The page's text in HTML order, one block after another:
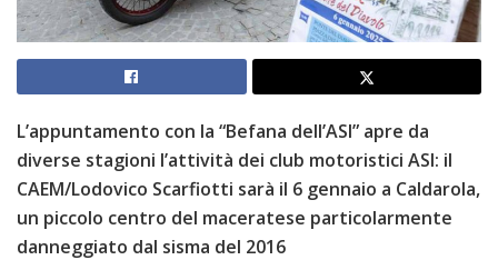
L’appuntamento con la “Befana dell’ASI” apre da
diverse stagioni l’attività dei club motoristici ASI: il
CAEM/Lodovico Scarfiotti sarà il 6 gennaio a Caldarola,
un piccolo centro del maceratese particolarmente
danneggiato dal sisma del 2016